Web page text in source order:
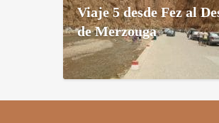
Viaje 5 desde Fez al
de Merzouga